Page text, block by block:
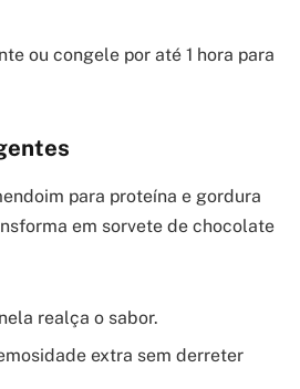
ou congele por até 1 hora para
para proteína e gordura
em sorvete de chocolate
realça o sabor.
extra sem derreter